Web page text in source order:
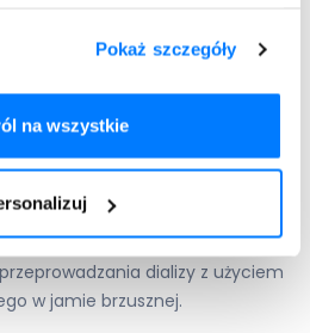
Pokaż szczegóły
na wszystkie
lub gardła oraz trudności w
dializy z użyciem
w jamie brzusznej.